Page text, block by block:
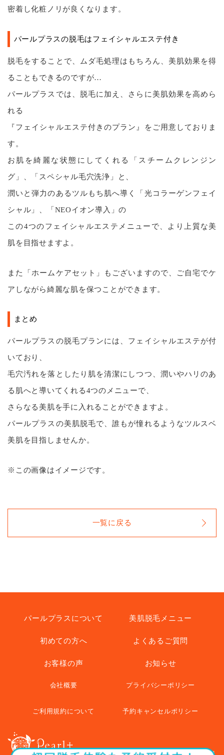
密着し化粧ノリが良くなります。
パールプラスの脱毛はフェイシャルエステ付き
脱毛をすることで、ムダ毛処理はもちろん、美肌効果を得
ることもできるのですが…
パールプラスでは、脱毛に加え、さらに美肌効果を高めら
れる
『フェイシャルエステ付きのプラン』をご用意しておりま
す。
お肌を綺麗な状態にしてくれる「スチームクレンジン
グ」、「スペシャル毛穴洗浄」と、
潤いと弾力のあるツルもち肌へ導く「光コラーゲンフェイ
シャル」、「NEOイオン導入」の
この4つのフェイシャルエステメニューで、より上質な美
肌を目指せますよ。
また「ホームケアセット」もございますので、ご自宅でケ
アしながら綺麗な肌を保つことができます。
まとめ
パールプラスの脱毛プランには、フェイシャルエステが付
いており、
毛穴汚れを落としたり肌を清潔にしつつ、潤いやハリのあ
る肌へと導いてくれる4つのメニューで、
さらなる美肌を手に入れることができますよ。
パールプラスの美肌脱毛で、誰もが憧れるようなツルスベ
美肌を目指しませんか。
※この画像はイメージです。
一覧に戻る
パールプラスについて 美肌脱毛メニュー
初めての方へ よくあるご質問
お客様の声 お知らせ
会社概要 プライバシーポリシー
ご利用規約について 予約キャンセルポリシー